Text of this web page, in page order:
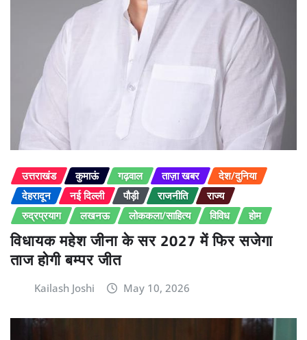
उत्तराखंड कुमाऊं गढ़वाल ताज़ा खबर
देश/दुनिया
देहरादून
नई दिल्ली पौड़ी राजनीति
राज्य
रुद्रप्रयाग
लखनऊ लोककला/साहित्य विविध होम
विधायक महेश जीना के सर 2027 में फिर सजेगा
ताज होगी बम्पर जीत
Kailash Joshi May 10, 2026